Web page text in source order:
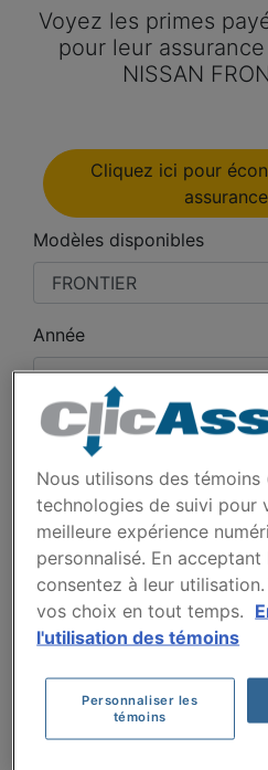
Voyez les primes
pour leur
NISSAN
Cliquez ici pour
Modèles disponibles
Année
Villes
COÛTS
AUTO
2011
Nous utilisons des témoins
technologies de suivi pour
meilleure expérience
personnalisé. En
consentez à leur
vos choix en tout temps.
l'utilisation des témoins
Personnaliser les
témoins